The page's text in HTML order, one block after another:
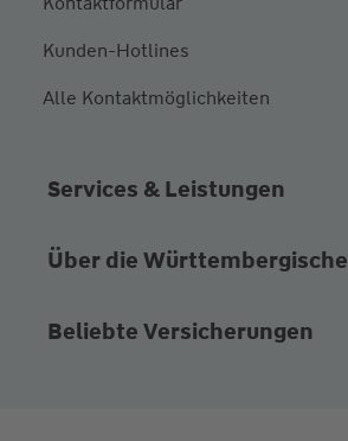
Kunden-Hotlines
Alle Kontaktmöglichkeiten
Services & Leistungen
Über die Württembergische
Beliebte Versicherungen